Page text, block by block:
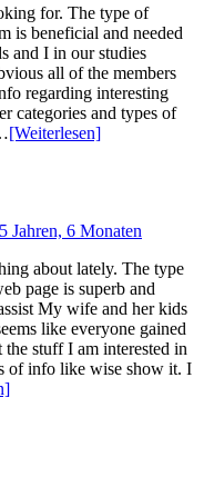
for. The type of
is beneficial and needed
and I in our studies
all of the members
regarding interesting
categories and types of
[Weiterlesen]
Jahren, 6 Monaten
about lately. The type
page is superb and
My wife and her kids
like everyone gained
stuff I am interested in
of info like wise show it. I